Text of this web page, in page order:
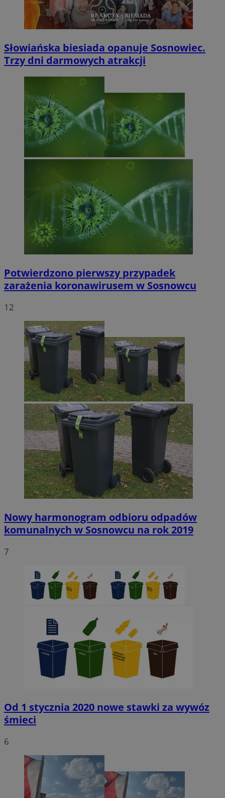
Słowiańska biesiada opanuje Sosnowiec.
Trzy dni darmowych atrakcji
Potwierdzono pierwszy przypadek
zarażenia koronawirusem w Sosnowcu
12
Nowy harmonogram odbioru odpadów
komunalnych w Sosnowcu na rok 2019
7
Od 1 stycznia 2020 nowe stawki za wywóz
śmieci
6